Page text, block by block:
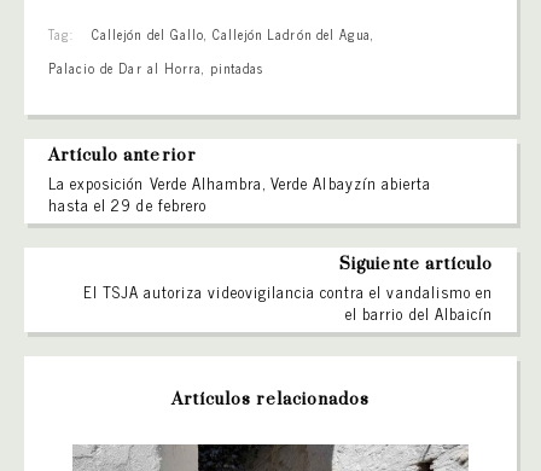
Tag: Callejón del Gallo, Callejón Ladrón del Agua,
Palacio de Dar al Horra, pintadas
Artículo anterior
La exposición Verde Alhambra, Verde Albayzín abierta
hasta el 29 de febrero
Siguiente artículo
El TSJA autoriza videovigilancia contra el vandalismo en
el barrio del Albaicín
Artículos relacionados